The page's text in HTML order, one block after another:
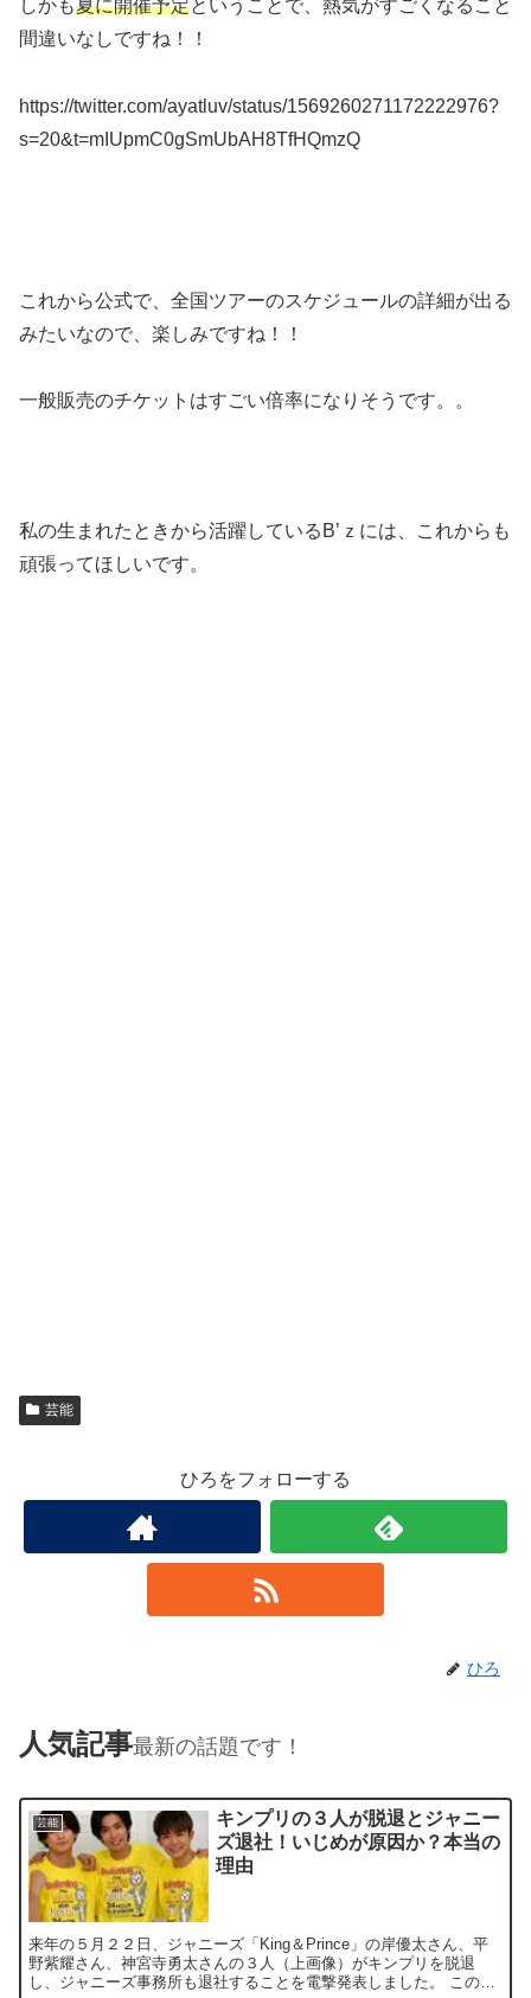
しかも夏に開催予定ということで、熱気がすごくなること
間違いなしですね！！
https://twitter.com/ayatluv/status/1569260271172222976?
s=20&t=mIUpmC0gSmUbAH8TfHQmzQ
これから公式で、全国ツアーのスケジュールの詳細が出る
みたいなので、楽しみですね！！
一般販売のチケットはすごい倍率になりそうです。。
私の生まれたときから活躍しているB’ｚには、これからも
頑張ってほしいです。
芸能
ひろをフォローする
ひろ
人気記事最新の話題です！
芸能
キンプリの３人が脱退とジャニー
ズ退社！いじめが原因か？本当の
理由
来年の５月２２日、ジャニーズ「King＆Prince」の岸優太さん、平
野紫耀さん、神宮寺勇太さんの３人（上画像）がキンプリを脱退
し、ジャニーズ事務所も退社することを電撃発表しました。 この記